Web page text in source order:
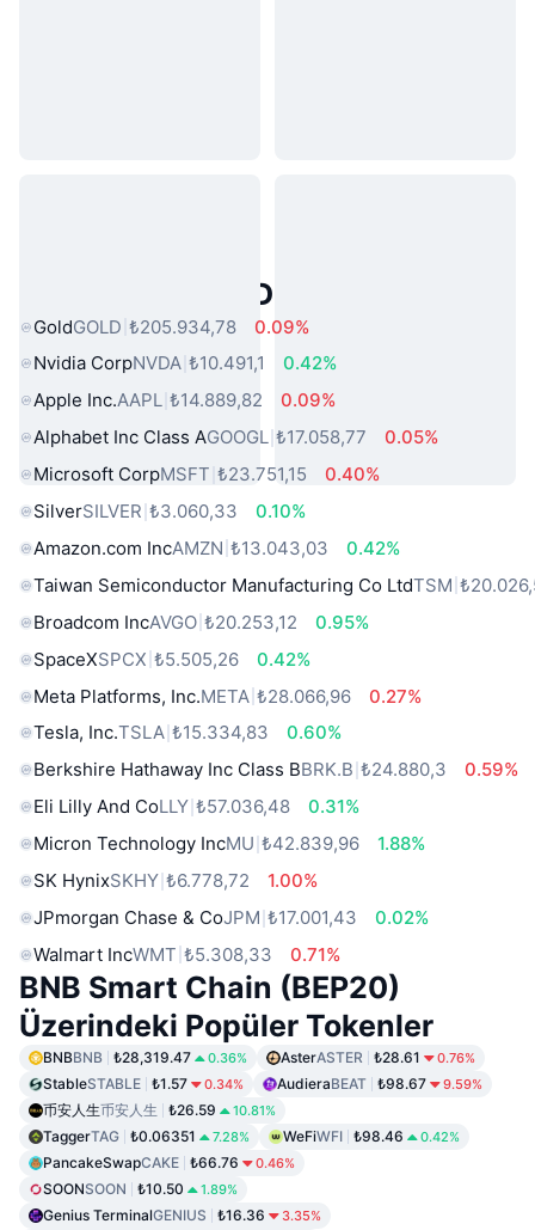
Popüler Gerçek Dünya Varlıkları
GoldGOLD ₺205.934,78
0.09%
Nvidia CorpNVDA ₺10.491,1
0.42%
Apple Inc.AAPL ₺14.889,82
0.09%
Alphabet Inc Class AGOOGL ₺17.058,77
0.05%
Microsoft CorpMSFT ₺23.751,15
0.40%
SilverSILVER ₺3.060,33
0.10%
Amazon.com IncAMZN ₺13.043,03
0.42%
Taiwan Semiconductor Manufacturing Co LtdTSM
Broadcom IncAVGO ₺20.253,12
0.95%
SpaceXSPCX ₺5.505,26
0.42%
Meta Platforms, Inc.META ₺28.066,96
0.27%
Tesla, Inc.TSLA ₺15.334,83
0.60%
Berkshire Hathaway Inc Class BBRK.B ₺24.880,3
0.59%
Eli Lilly And CoLLY ₺57.036,48
0.31%
Micron Technology IncMU ₺42.839,96
1.88%
SK HynixSKHY ₺6.778,72
1.00%
JPmorgan Chase & CoJPM ₺17.001,43
0.02%
Walmart IncWMT ₺5.308,33 0.71%
BNB Smart Chain (BEP20)
Üzerindeki Popüler Tokenler
BNBBNB ₺28,319.47 0.36% AsterASTER ₺28.61 0.76%
StableSTABLE ₺1.57 0.34% AudieraBEAT ₺98.67 9.59%
币安人生币安人生 ₺26.59 10.81%
TaggerTAG ₺0.06351 7.28% WeFiWFI ₺98.46 0.42%
PancakeSwapCAKE ₺66.76 0.46%
SOONSOON ₺10.50 1.89%
Genius TerminalGENIUS ₺16.36 3.35%